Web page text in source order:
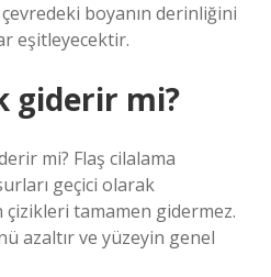
çevredeki boyanın derinliğini
eşitleyecektir.
giderir mi?
mi? Flaş cilalama
geçici olarak
tamamen gidermez.
azaltır ve yüzeyin genel